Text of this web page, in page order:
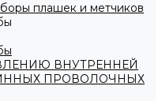
плашек и метчиков
ВНУТРЕННЕЙ
ПРОВОЛОЧНЫХ